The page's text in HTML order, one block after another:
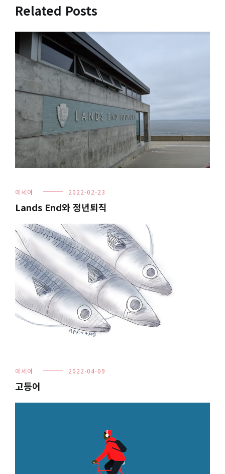
Related Posts
에세이 2022-02-23
Lands End와 정년퇴직
에세이 2022-04-09
고등어